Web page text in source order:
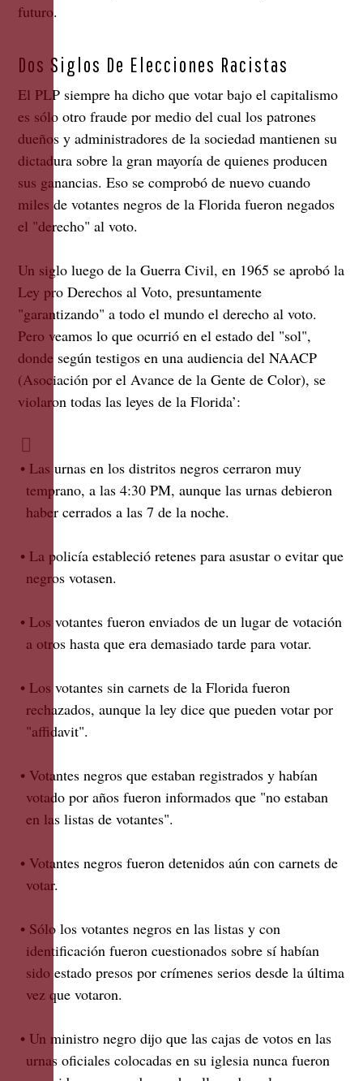
futuro.
Dos Siglos De Elecciones Racistas
El PLP siempre ha dicho que votar bajo el capitalismo
es sólo otro fraude por medio del cual los patrones
dueños y administradores de la sociedad mantienen su
dictadura sobre la gran mayoría de quienes producen
sus ganancias. Eso se comprobó de nuevo cuando
miles de votantes negros de la Florida fueron negados
el "derecho" al voto.
Un siglo luego de la Guerra Civil, en 1965 se aprobó la
Ley pro Derechos al Voto, presuntamente
"garantizando" a todo el mundo el derecho al voto.
Pero veamos lo que ocurrió en el estado del "sol",
donde según testigos en una audiencia del NAACP
(Asociación por el Avance de la Gente de Color), se
violaron todas las leyes de la Florida’:
• Las urnas en los distritos negros cerraron muy
temprano, a las 4:30 PM, aunque las urnas debieron
haber cerrados a las 7 de la noche.
• La policía estableció retenes para asustar o evitar que
negros votasen.
• Los votantes fueron enviados de un lugar de votación
a otros hasta que era demasiado tarde para votar.
• Los votantes sin carnets de la Florida fueron
rechazados, aunque la ley dice que pueden votar por
"affidavit".
• Votantes negros que estaban registrados y habían
votado por años fueron informados que "no estaban
en las listas de votantes".
• Votantes negros fueron detenidos aún con carnets de
votar.
• Sólo los votantes negros en las listas y con
identificación fueron cuestionados sobre sí habían
sido estado presos por crímenes serios desde la última
vez que votaron.
• Un ministro negro dijo que las cajas de votos en las
urnas oficiales colocadas en su iglesia nunca fueron